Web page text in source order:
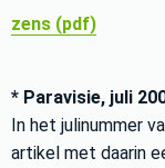
zens (pdf)
* Paravisie, juli
In het julinummer
artikel met daarin